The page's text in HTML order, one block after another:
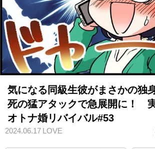
気になる同級生彼がまさかの独
死の猛アタックで急展開に！
オトナ婚リバイバル#53
2024.06.17 LOVE